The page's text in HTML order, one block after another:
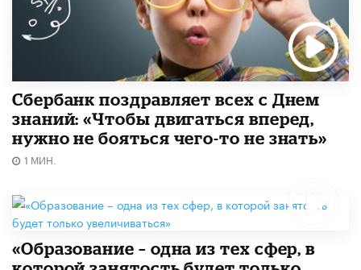
Сбербанк поздравляет всех с Днем
знаний: «Чтобы двигаться вперед,
нужно не бояться чего-то не знать»
1 МИН.
«Образование – одна из тех сфер, в